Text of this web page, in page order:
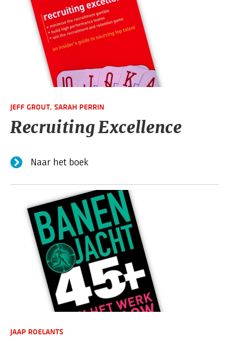
JEFF GROUT, SARAH PERRIN
Recruiting Excellence
Naar het boek
JAAP ROELANTS